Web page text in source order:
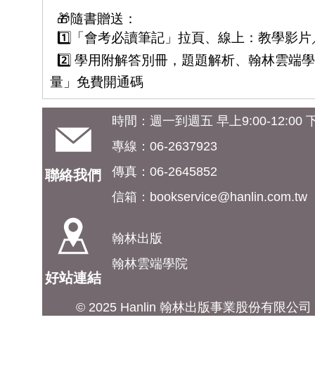
🎁隨書贈送：
1️⃣「會考必讀筆記」拉頁、線上：教學影
2️⃣ 學用附解答別冊，題題解析、翰林雲端
量」免費開通碼
聯絡我們
時間：週一到週五 早上9:00-12:00
專線：06-2637923
傳真：06-2645852
信箱： bookservice@hanlin.com.tw
好站連結
翰林出版
翰林雲端學院
© 2025 Hanlin 翰林出版事業股份有限公司